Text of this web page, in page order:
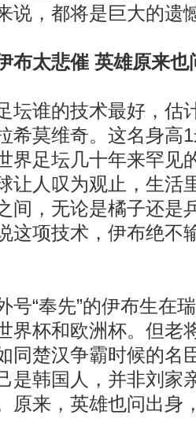
说，都将是巨大的遗
布太悲催 英雄原来也
谁的技术最好，估
希莫维奇。这名身高
界足坛几十年来罕见
让人叹为观止，生活
间，无论是橘子还是
这项技术，伊布绝不
“奉先”的伊布生在
界杯和欧洲杯。但老
同楚汉争霸时候的名
是韩国人，并非刘家
原来，英雄也问出身